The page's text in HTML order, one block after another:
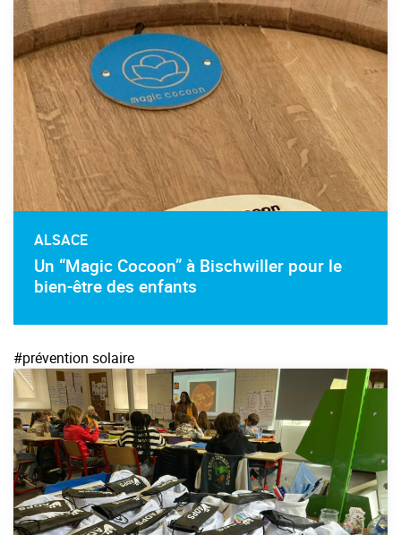
ALSACE
Un “Magic Cocoon” à Bischwiller pour le
bien-être des enfants
#prévention solaire